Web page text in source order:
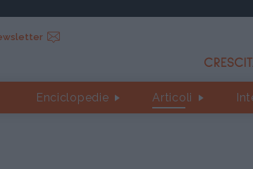
Enciclopedie Articoli